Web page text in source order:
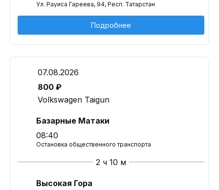
Ул. Рауиса Гареева, 94, Респ. Татарстан
Подробнее
07.08.2026
800 ₽
Volkswagen Taigun
Базарные Матаки
08:40
Остановка общественного транспорта
2 ч 10 м
Высокая Гора